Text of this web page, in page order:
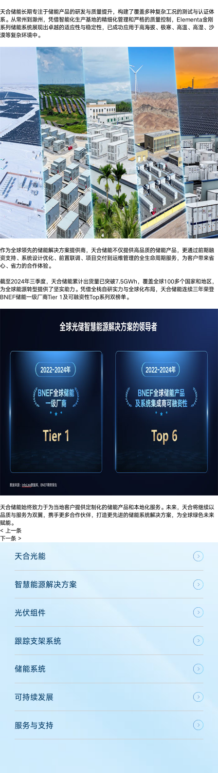
天合储能长期专注于储能产品的研发与质量提升，构建了覆盖多种复杂工况的测试与认证体
系。从常州到滁州，凭借智能化生产基地的精细化管理和严格的质量控制，Elementa金刚
系列储能系统展现出卓越的适应性与稳定性，已成功应用于高海拔、极寒、高温、高湿、沙
漠等复杂环境中。
作为全球领先的储能解决方案提供商，天合储能不仅提供高品质的储能产品，更通过前期融
资支持、系统设计优化、前置联调、项目交付到运维管理的全生命周期服务，为客户带来省
心、省力的合作体验。
截至2024年三季度，天合储能累计出货量已突破7.5GWh，覆盖全球100多个国家和地区，
为全球能源转型提供了坚实助力。凭借全栈自研实力与全球化布局，天合储能连续三年荣登
BNEF储能一级厂商Tier 1及可融资性Top系列双榜单。
天合储能始终致力于为当地客户提供定制化的储能产品和本地化服务。未来，天合将继续以
品质与服务为双翼，携手更多合作伙伴，打造更先进的储能系统解决方案，为全球绿色未来
赋能。
< 上一条
下一条 >
天合光能
智慧能源解决方案
光伏组件
跟踪支架系统
储能系统
可持续发展
服务与支持